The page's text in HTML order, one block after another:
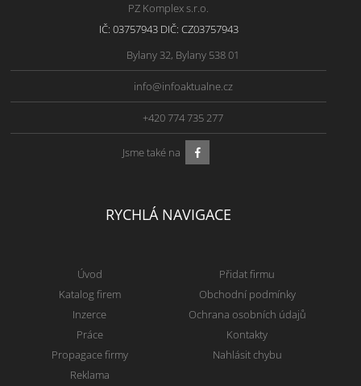
PZ Komplex s.r.o.
IČ: 03757943 DIČ: CZ03757943
Bylany 32, Bylany 538 01
info@infoaktualne.cz
+420 774 735 277
Jsme také na
RYCHLÁ NAVIGACE
Úvod
Katalog firem
Inzerce
Práce
Propagace firmy
Reklama
Přidat firmu
Obchodní podmínky
Ochrana osobních údajů
Kontakty
Nahlásit chybu